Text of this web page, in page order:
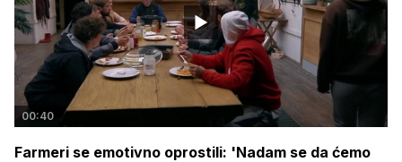
00:40
Farmeri se emotivno oprostili: 'Nadam se da ćemo